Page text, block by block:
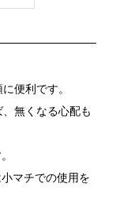
便利です。
無くなる心配も
マチでの使用を